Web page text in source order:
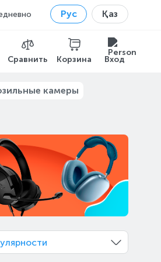
Рус Қаз
Сравнить Корзина Вход
камеры